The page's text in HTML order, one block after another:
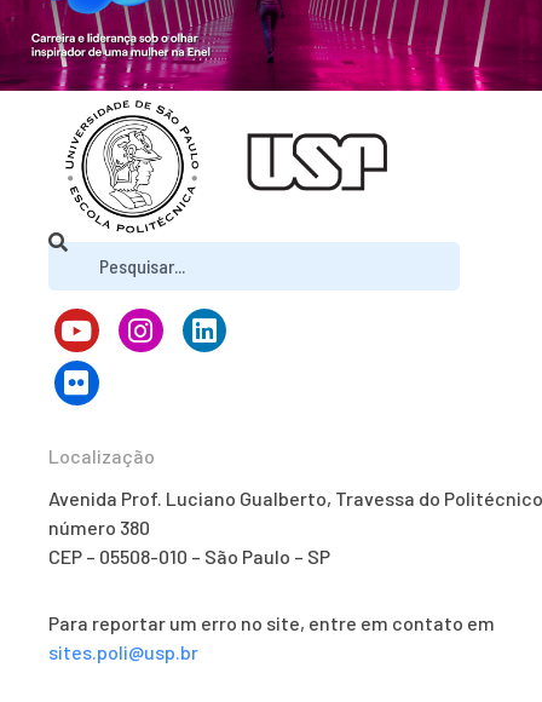
Localização
Avenida Prof. Luciano Gualberto, Travessa do
número 380
CEP – 05508-010 – São Paulo – SP
Para reportar um erro no site, entre em contato em
sites.poli@usp.br